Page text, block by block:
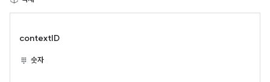
contextID
숫자